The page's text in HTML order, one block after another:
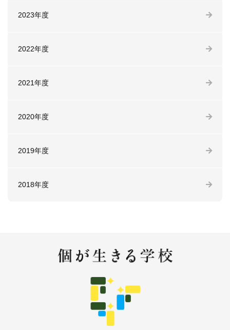
2023年度
2022年度
2021年度
2020年度
2019年度
2018年度